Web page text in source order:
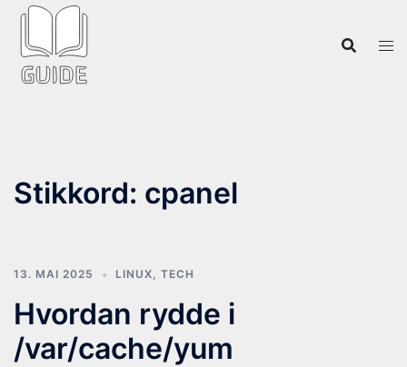
Hopp
innhold
Stikkord: cpanel
13. MAI 2025 LINUX TECH
Hvordan rydde i
/var/cache/yum